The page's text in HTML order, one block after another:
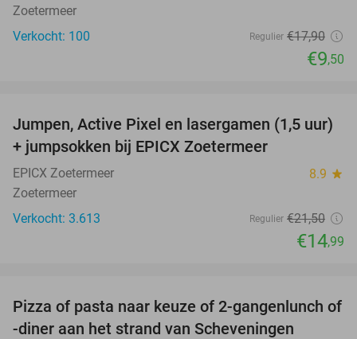
Zoetermeer
Verkocht: 100
Regulier €17,90
€9,50
30%
Jumpen, Active Pixel en lasergamen (1,5 uur)
+ jumpsokken bij EPICX Zoetermeer
EPICX Zoetermeer 8.9 star
Zoetermeer
Verkocht: 3.613
Regulier €21,50
€14,99
39%
Pizza of pasta naar keuze of 2-gangenlunch of
-diner aan het strand van Scheveningen